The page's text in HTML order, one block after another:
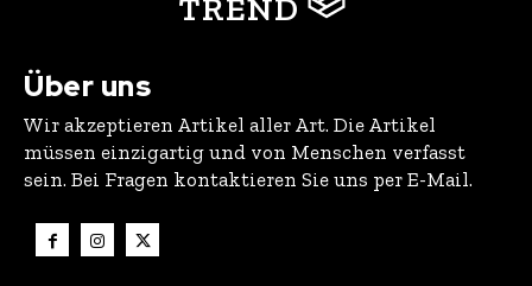
TREND
Über uns
Wir akzeptieren Artikel aller Art. Die Artikel
müssen einzigartig und von Menschen verfasst
sein. Bei Fragen kontaktieren Sie uns per E-Mail.